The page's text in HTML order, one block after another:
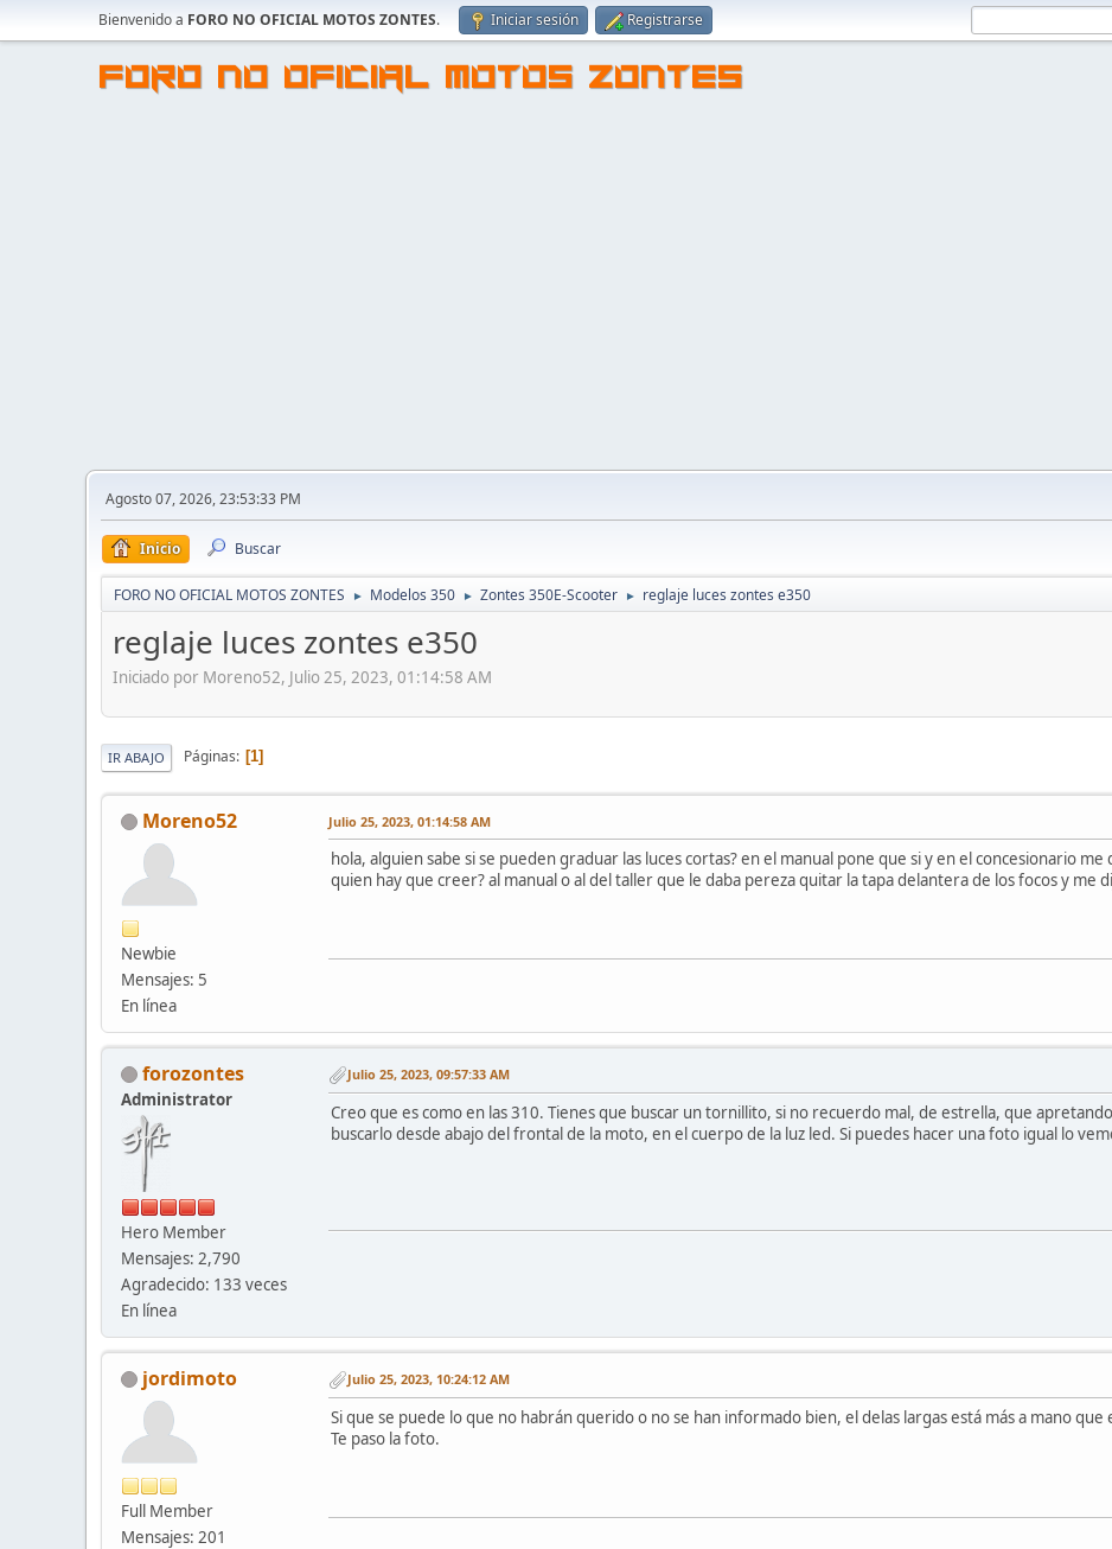
Bienvenido a FORO NO OFICIAL MOTOS ZONTES. Iniciar sesión Registrarse
FORO NO OFICIAL MOTOS ZONTES
Agosto 07, 2026, 23:53:33 PM
Inicio Buscar
FORO NO OFICIAL MOTOS ZONTES ► Modelos 350 ► Zontes 350E-Scooter ► reglaje luces zontes e350
reglaje luces zontes e350
Iniciado por Moreno52, Julio 25, 2023, 01:14:58 AM
IR ABAJO Páginas 1
Moreno52
Newbie
Mensajes: 5
En línea
Julio 25, 2023, 01:14:58 AM
hola, alguien sabe si se pueden graduar las luces cortas? en el manual pone que si y en el concesionario
quien hay que creer? al manual o al del taller que le daba pereza quitar la tapa delantera de los focos y me
forozontes
Administrator
Hero Member
Mensajes: 2,790
Agradecido: 133 veces
En línea
Julio 25, 2023, 09:57:33 AM
Creo que es como en las 310. Tienes que buscar un tornillito, si no recuerdo mal, de estrella, que
buscarlo desde abajo del frontal de la moto, en el cuerpo de la luz led. Si puedes hacer una foto igual lo
jordimoto
Full Member
Mensajes: 201
Julio 25, 2023, 10:24:12 AM
Si que se puede lo que no habrán querido o no se han informado bien, el delas largas está más a mano que
Te paso la foto.